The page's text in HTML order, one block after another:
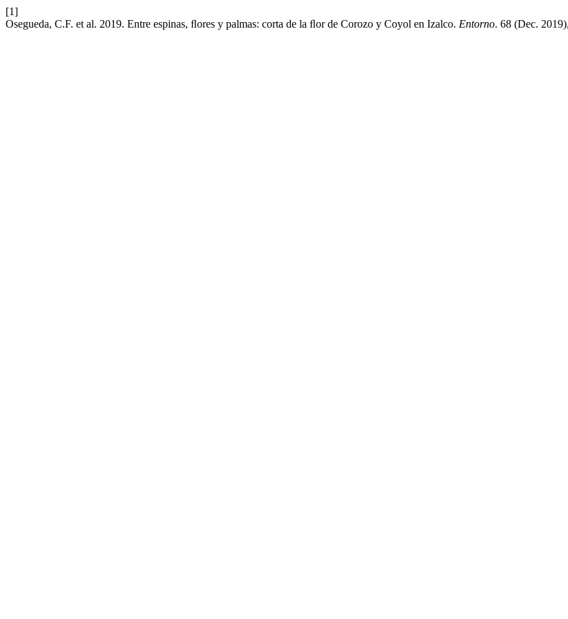
[1]
Osegueda, C.F. et al. 2019. Entre espinas, ﬂores y palmas: corta de la ﬂor de Corozo y Coyol en Izalco. Entorno. 68 (Dec.